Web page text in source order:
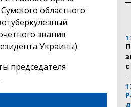
областного
звания
Украины).
председателя